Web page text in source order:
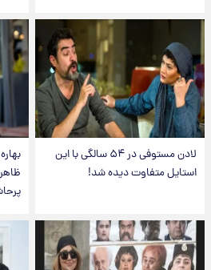
لادن مستوفی در ۵۴ سالگی با این
استایل متفاوت دیده شد!